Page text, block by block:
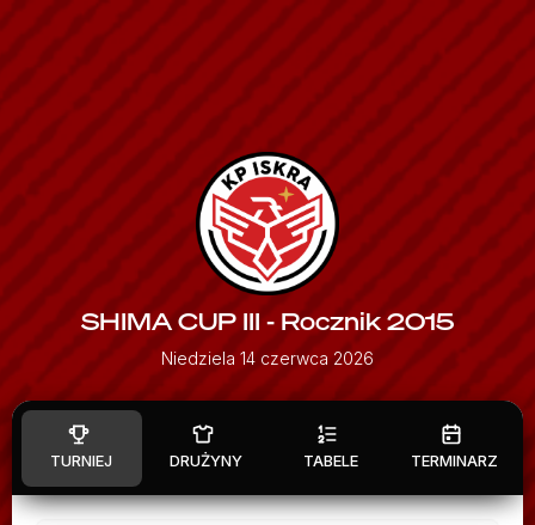
SHIMA CUP III - Rocznik 2015
Niedziela 14 czerwca 2026
TURNIEJ DRUŻYNY TABELE TERMINARZ